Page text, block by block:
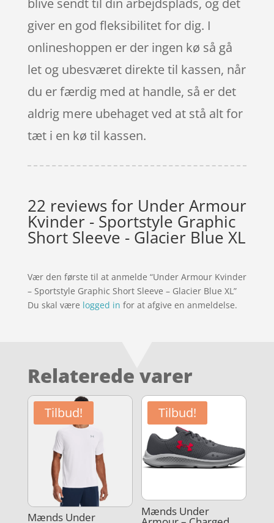
blive sendt til din arbejdsplads, og det
giver en god fleksibilitet for dig. I
onlineshoppen er der ingen kø så gå
let og ubesværet direkte til kassen, når
du er færdig med at handle, så er det
aldrig mere ubehaget ved at stå alt for
tæt i en kø til kassen.
22 reviews for Under Armour
Kvinder - Sportstyle Graphic
Short Sleeve - Glacier Blue XL
Vær den første til at anmelde “Under Armour Kvinder
– Sportstyle Graphic Short Sleeve – Glacier Blue XL”
Du skal være logged in for at afgive en anmeldelse.
Relaterede varer
Tilbud!
Mænds Under
Tilbud!
Mænds Under